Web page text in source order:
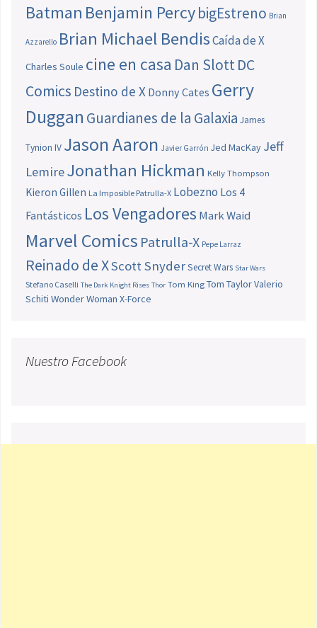
Batman Benjamin PercybigEstreno Brian
Azzarello Brian Michael BendisCaída de X
Charles Soule cine en casa Dan SlottDC
Comics Destino de X Donny Cates Gerry
Duggan Guardianes de la Galaxia James
Tynion IV Jason Aaron Javier Garrón Jed MacKay Jeff
LemireJonathan Hickman Kelly Thompson
Kieron Gillen La Imposible Patrulla-X Lobezno Los 4
Fantásticos Los Vengadores Mark Waid
Marvel Comics Patrulla-X Pepe Larraz
Reinado de XScott SnyderSecret Wars Star Wars
Stefano Caselli The Dark Knight Rises Thor Tom King Tom TaylorValerio
Schiti Wonder Woman X-Force
Nuestro Facebook